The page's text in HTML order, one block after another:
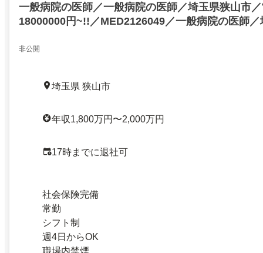
一般病院の医師／一般病院の医師／埼玉県狭山市
18000000円~!!／MED2126049／一般病院の医師
非公開
埼玉県 狭山市
年収1,800万円〜2,000万円
17時までに退社可
社会保険完備
常勤
シフト制
週4日からOK
職場内禁煙